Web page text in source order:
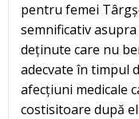
pentru femei
semnificativ
deținute care nu
adecvate în timpul
afecțiuni medicale
costisitoare după